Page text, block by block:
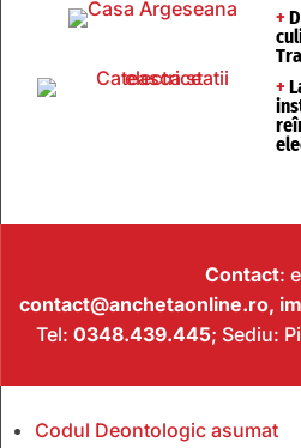
+
+
Contact:
contact@anchetaonline.ro,
Tel: 0348.439.445; Sediu:
Codul Deontologic asumat